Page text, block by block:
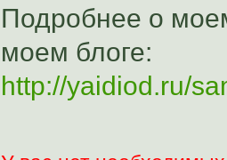
Подробнее о
моем блоге:
http://yaidiod.ru/